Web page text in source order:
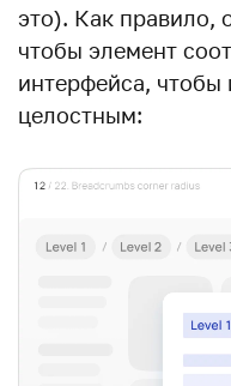
это). Как правило,
чтобы элемент
интерфейса, чтобы
целостным: